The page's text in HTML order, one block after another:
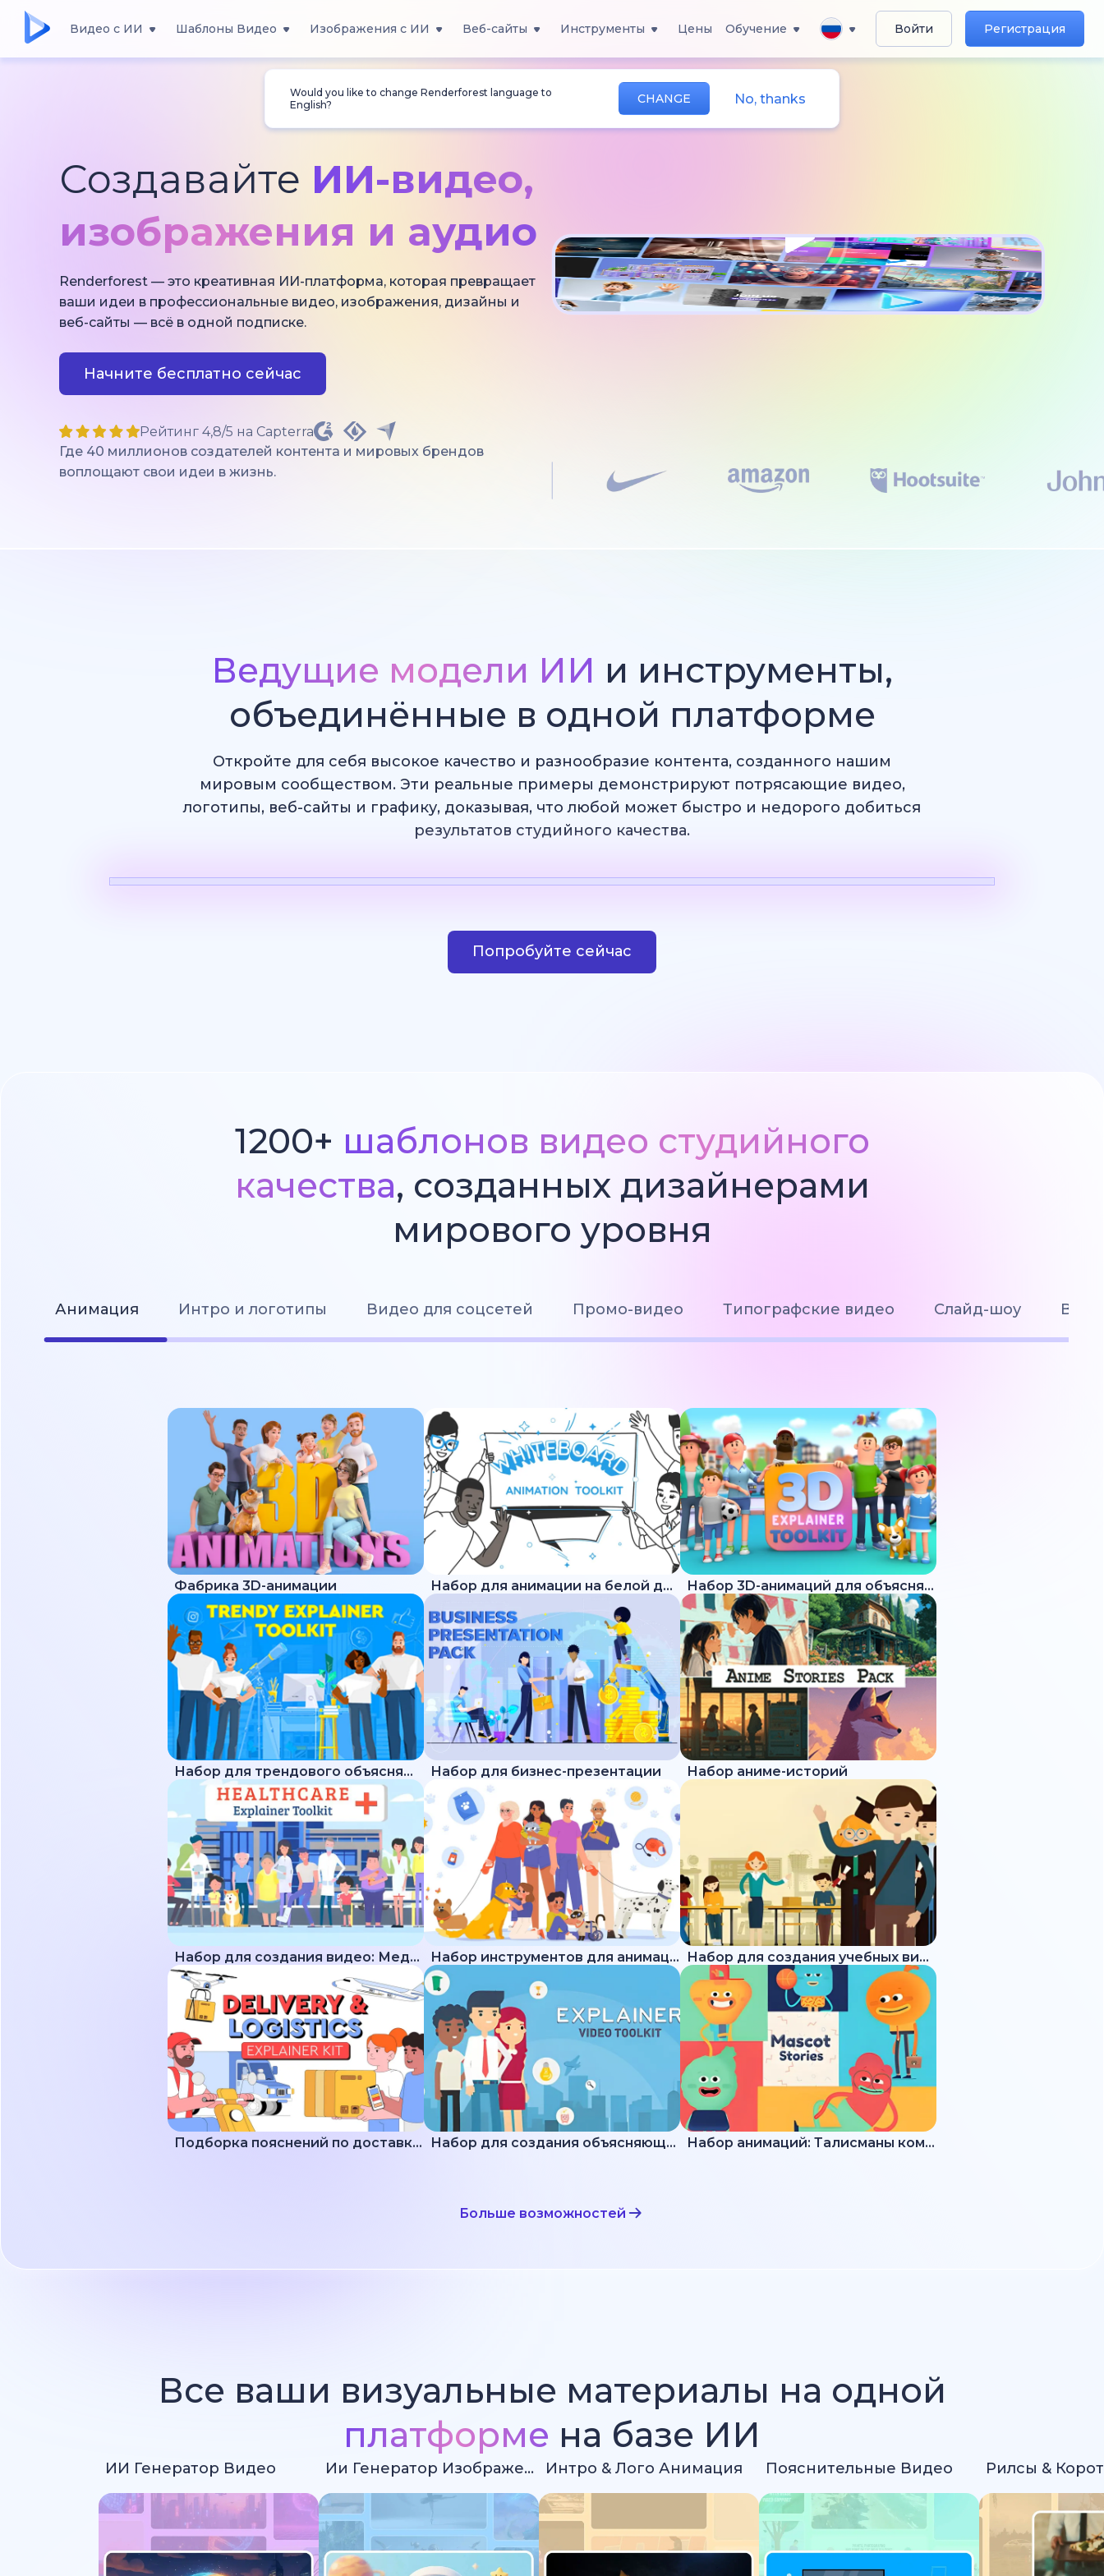
Видео с ИИ Шаблоны Видео Изображения с ИИ Веб-сайты Инструменты Цены Обучение Войти Регистрация
Would you like to change Renderforest language to
English?
CHANGE No, thanks
Создавайте ИИ-видео,
изображения и аудио
Renderforest — это креативная ИИ-платформа, которая превращает
ваши идеи в профессиональные видео, изображения, дизайны и
веб-сайты — всё в одной подписке.
Начните бесплатно сейчас
Рейтинг 4,8/5 на Capterra
Где 40 миллионов создателей контента и мировых брендов
воплощают свои идеи в жизнь.
Ведущие модели ИИ и инструменты,
объединённые в одной платформе
Откройте для себя высокое качество и разнообразие контента, созданного нашим
мировым сообществом. Эти реальные примеры демонстрируют потрясающие видео,
логотипы, веб-сайты и графику, доказывая, что любой может быстро и недорого добиться
результатов студийного качества.
Попробуйте сейчас
1200+ шаблонов видео студийного
качества, созданных дизайнерами
мирового уровня
Анимация Интро и логотипы Видео для соцсетей Промо-видео Типографские видео Слайд-шоу
Фабрика 3D-анимации Набор для анимации на белой доске Набор 3D-анимаций для объясняющих роликов
Набор для трендового объясняющего ролика Набор для бизнес-презентации Набор аниме-историй
Набор для создания видео: Медицина Набор инструментов для анимации животных Набор для создания учебных видео
Подборка пояснений по доставке и логистике Набор для создания объясняющих видео Набор анимаций: Талисманы команды
Больше возможностей
Все ваши визуальные материалы на одной
платформе на базе ИИ
ИИ Генератор Видео Ии Генератор Изображений Интро & Лого Анимация Пояснительные Видео